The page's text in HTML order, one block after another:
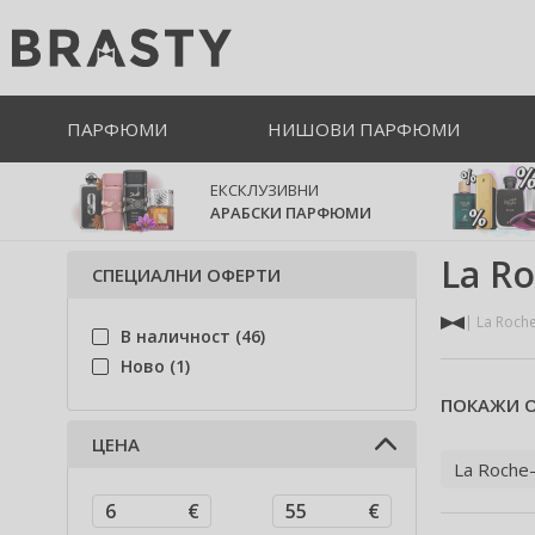
ПАРФЮМИ НИШОВИ ПАРФЮМИ
ЕКСКЛУЗИВНИ
АРАБСКИ ПАРФЮМИ
La
La
ПОКАЖИ
La
СПЕЦИАЛНИ ОФЕРТИ
В наличност (46)
Ново (1)
ЦЕНА